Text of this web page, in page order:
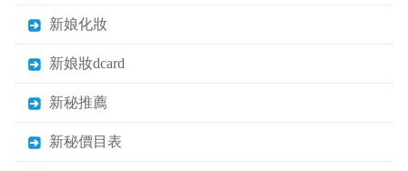
新娘化妝
新娘妝dcard
新秘推薦
新秘價目表